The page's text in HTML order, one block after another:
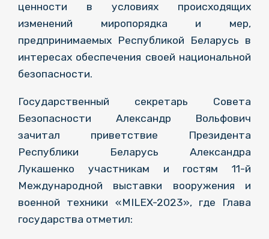
ценности в условиях происходящих
изменений миропорядка и мер,
предпринимаемых Республикой Беларусь в
интересах обеспечения своей национальной
безопасности.
Государственный секретарь Совета
Безопасности Александр Вольфович
зачитал приветствие Президента
Республики Беларусь Александра
Лукашенко участникам и гостям 11-й
Международной выставки вооружения и
военной техники «MILEX-2023», где Глава
государства отметил: